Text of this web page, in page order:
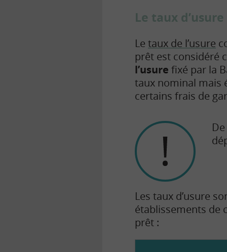
Le taux
Le taux de l’usure
prêt est considéré
l’usure fixé par la
taux nominal mais
certains frais de
Les taux d’usure
établissements de
prêt :